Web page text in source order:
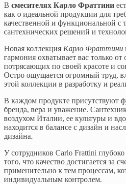
В смесителях Карло Фраттини
как о идеальной продукции для
качественной и функциональной с
сантехнических решений и
Новая коллекция Карло Фраттини
гармония охватывает вас только от
потрясающих по своей красоте и
Остро ощущается огромный труд,
этой коллекции в разработку и
В каждом продукте присутствуют
бренда, вера и уважение.
воздухом Италии, ее культуры и
находится в балансе с дизайн и
дизайна.
У сотрудников Carlo Frattini
того, что качество достигается за
применительно к тем процессам,
индивидуальным контролем.